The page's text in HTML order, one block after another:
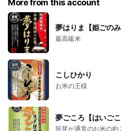
More from this account
夢はりま【姫ごのみ
最高級米
こしひかり
お米の王様
夢ごころ【はいごこ
胚芽が通常のお米の